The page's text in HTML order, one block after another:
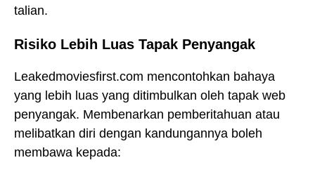
talian.
Risiko Lebih Luas Tapak Penyangak
Leakedmoviesfirst.com mencontohkan bahaya
yang lebih luas yang ditimbulkan oleh tapak web
penyangak. Membenarkan pemberitahuan atau
melibatkan diri dengan kandungannya boleh
membawa kepada: